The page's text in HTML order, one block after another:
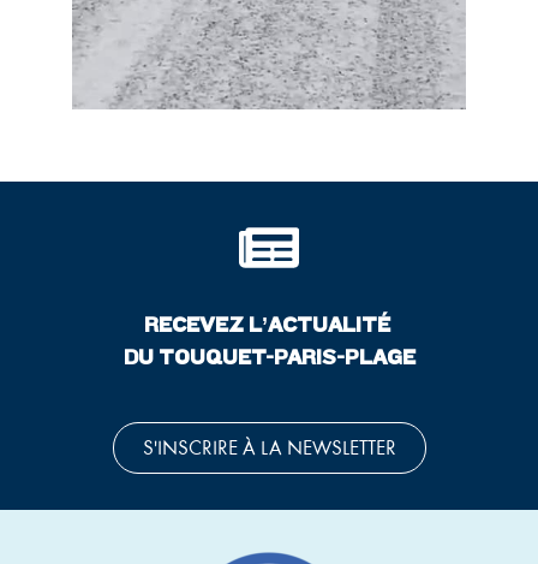
RECEVEZ L’ACTUALITÉ
DU TOUQUET-PARIS-PLAGE
S'INSCRIRE À LA NEWSLETTER